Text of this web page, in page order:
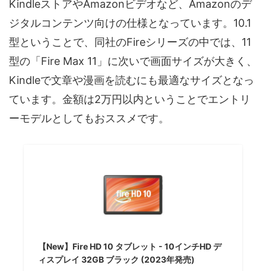
KindleストアやAmazonビデオなど、Amazonのデ
ジタルコンテンツ向けの仕様となっています。10.1
型ということで、同社のFireシリーズの中では、11
型の「Fire Max 11」に次いで画面サイズが大きく、
Kindleで文章や漫画を読むにも最適なサイズとなっ
ています。金額は2万円以内ということでエントリ
ーモデルとしてもおススメです。
【New】Fire HD 10 タブレット - 10インチHD デ
ィスプレイ 32GB ブラック (2023年発売)